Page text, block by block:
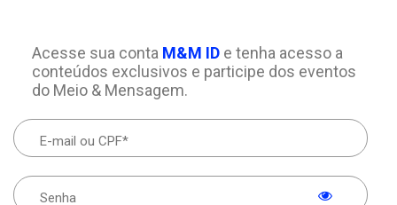
Acesse sua conta M&M IDe tenha acesso a
conteúdos exclusivos e participe dos eventos
do Meio & Mensagem.